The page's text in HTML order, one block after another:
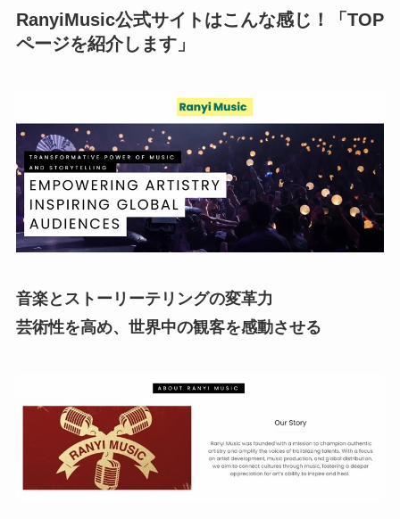
RanyiMusic公式サイトはこんな感じ！「TOP
ページを紹介します」
音楽とストーリーテリングの変革力
芸術性を高め、世界中の観客を感動させる